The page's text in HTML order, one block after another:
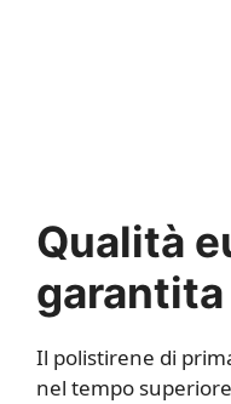
Qualità
garantita
Il polistirene di
nel tempo